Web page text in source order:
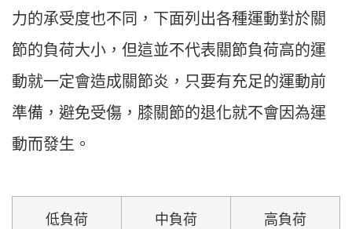
力的承受度也不同，下面列出各種運動對於關
節的負荷大小，但這並不代表關節負荷高的運
動就一定會造成關節炎，只要有充足的運動前
準備，避免受傷，膝關節的退化就不會因為運
動而發生。
低負荷 中負荷 高負荷